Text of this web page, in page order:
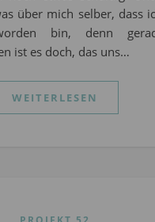
über mich selber, dass
bin, denn
ist es doch, das uns…
WEITERLESEN